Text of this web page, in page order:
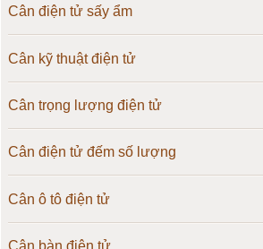
Cân điện tử sấy ẩm
Cân kỹ thuật điện tử
Cân trọng lượng điện tử
Cân điện tử đếm số lượng
Cân ô tô điện tử
Cân bàn điện tử